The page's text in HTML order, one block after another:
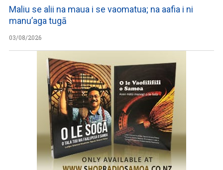
Maliu se alii na maua i se vaomatua; na aafia i ni
manu’aga tugā
03/08/2026